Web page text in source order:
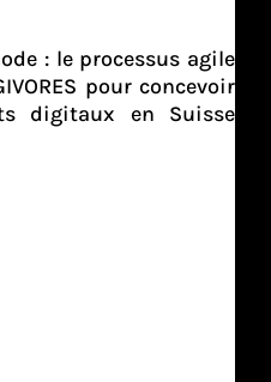
: le processus agile
pour concevoir
digitaux en Suisse